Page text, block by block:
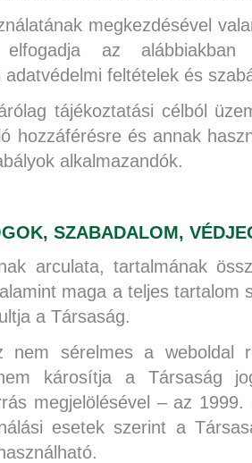
megkezdésével
elfogadja az alábbiakban
adatvédelmi feltételek és
tájékoztatási célból
hozzáférésre és annak
alkalmazandók.
SZABADALOM,
arculata, tartalmának
maga a teljes tartalom
a Társaság.
nem sérelmes a weboldal
károsítja a Társaság
megjelölésével – az
esetek szerint a